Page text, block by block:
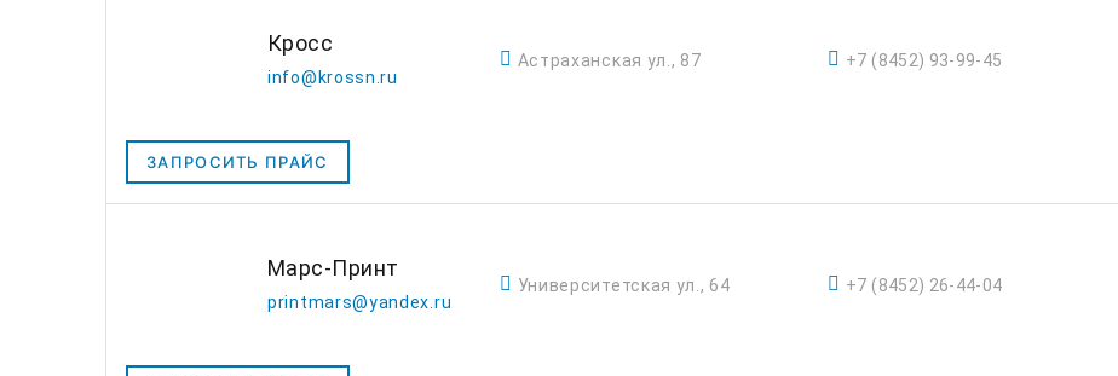
Кросс
info@krossn.ru
Астраханская ул., 87 +7 (8452) 93-99-45
ЗАПРОСИТЬ ПРАЙС
Марс-Принт
printmars@yandex.ru
Университетская ул., 64 +7 (8452) 26-44-04